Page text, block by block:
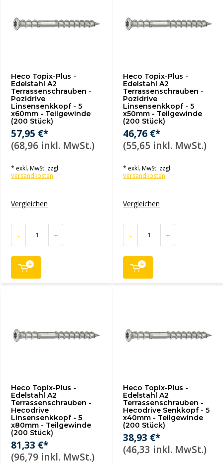
Heco Topix-Plus -
Edelstahl A2
Terrassenschrauben -
Pozidrive
Linsensenkkopf - 5
x60mm - Teilgewinde
(200 Stück)
57,95 €*
(68,96 inkl. MwSt.)
* exkl. MwSt. zzgl.
Versandkosten
Vergleichen
- +
Heco Topix-Plus -
Edelstahl A2
Terrassenschrauben -
Pozidrive
Linsensenkkopf - 5
x50mm - Teilgewinde
(200 Stück)
46,76 €*
(55,65 inkl. MwSt.)
* exkl. MwSt. zzgl.
Versandkosten
Vergleichen
- +
Heco Topix-Plus -
Edelstahl A2
Terrassenschrauben -
Hecodrive
Linsensenkkopf - 5
x80mm - Teilgewinde
(200 Stück)
81,33 €*
(96,79 inkl. MwSt.)
Heco Topix-Plus -
Edelstahl A2
Terrassenschrauben -
Hecodrive Senkkopf - 5
x40mm - Teilgewinde
(200 Stück)
38,93 €*
(46,33 inkl. MwSt.)